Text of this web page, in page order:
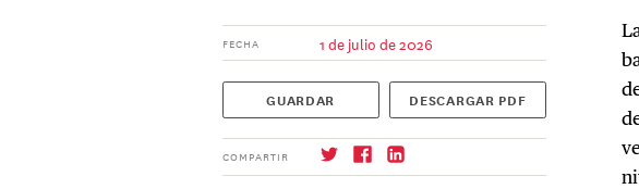
FECHA 1 de julio de 2026
GUARDAR DESCARGAR PDF
COMPARTIR